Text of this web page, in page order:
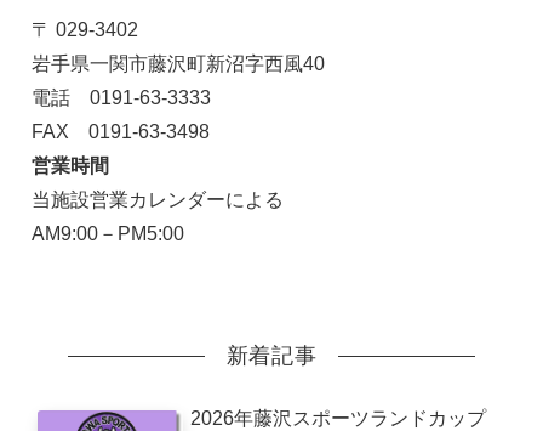
〒 029-3402
岩手県一関市藤沢町新沼字西風40
電話 0191-63-3333
FAX 0191-63-3498
営業時間
当施設営業カレンダーによる
AM9:00－PM5:00
新着記事
2026年藤沢スポーツランドカップ